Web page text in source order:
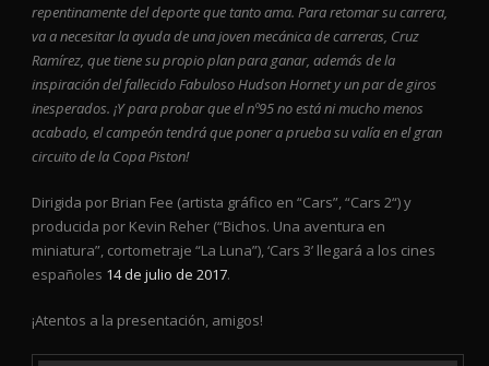
repentinamente del deporte que tanto ama. Para retomar su carrera,
va a necesitar la ayuda de una joven mecánica de carreras, Cruz
Ramírez, que tiene su propio plan para ganar, además de la
inspiración del fallecido Fabuloso Hudson Hornet y un par de giros
inesperados. ¡Y para probar que el nº95 no está ni mucho menos
acabado, el campeón tendrá que poner a prueba su valía en el gran
circuito de la Copa Piston!
Dirigida por Brian Fee (artista gráfico en “Cars”, “Cars 2“) y
producida por Kevin Reher (“Bichos. Una aventura en
miniatura”, cortometraje “La Luna”), ‘Cars 3’ llegará a los cines
españoles 14 de julio de 2017.
¡Atentos a la presentación, amigos!